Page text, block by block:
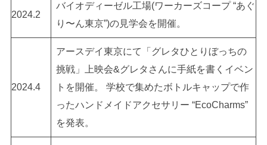
2024.2
バイオディーゼル工場(ワーカーズコープ “あぐ
り〜ん東京”)の見学会を開催。
2024.4
アースデイ東京にて「グレタひとりぼっちの
挑戦」上映会&グレタさんに手紙を書くイベン
トを開催。 学校で集めたボトルキャップで作
ったハンドメイドアクセサリー “EcoCharms”
を発表。